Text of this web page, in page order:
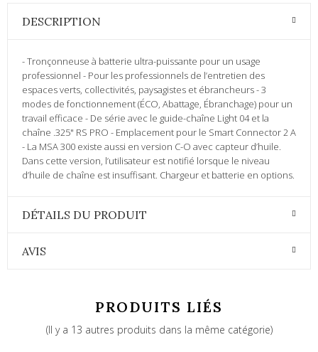
DESCRIPTION
- Tronçonneuse à batterie ultra-puissante pour un usage
professionnel - Pour les professionnels de l’entretien des
espaces verts, collectivités, paysagistes et ébrancheurs - 3
modes de fonctionnement (ÉCO, Abattage, Ébranchage) pour un
travail efficace - De série avec le guide-chaîne Light 04 et la
chaîne .325" RS PRO - Emplacement pour le Smart Connector 2 A
- La MSA 300 existe aussi en version C-O avec capteur d’huile.
Dans cette version, l’utilisateur est notifié lorsque le niveau
d’huile de chaîne est insuffisant. Chargeur et batterie en options.
DÉTAILS DU PRODUIT
AVIS
PRODUITS LIÉS
(Il y a 13 autres produits dans la même catégorie)